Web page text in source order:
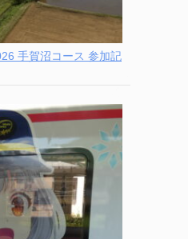
手賀沼コース 参加記